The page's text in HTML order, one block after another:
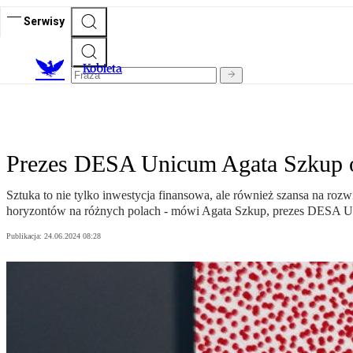
Serwisy
Kobieta
Prezes DESA Unicum Agata
Sztuka to nie tylko inwestycja finansowa, ale również szansa na
horyzontów na różnych polach - mówi Agata Szkup, prezes DESA
Publikacja: 24.06.2024 08:28